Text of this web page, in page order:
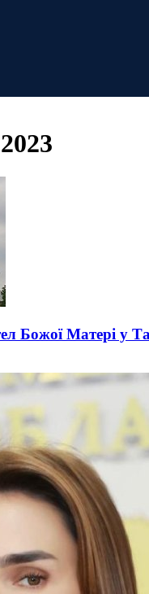
Божої Матері у